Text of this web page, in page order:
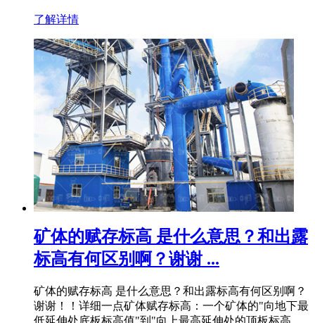
了解详情
矿体的赋存标高 是什么意思？和出露
标高有何区别啊？谢谢 ...
矿体的赋存标高 是什么意思？和出露标高有何区别啊？
谢谢！！详细一点矿体赋存标高：一个矿体的"向地下最